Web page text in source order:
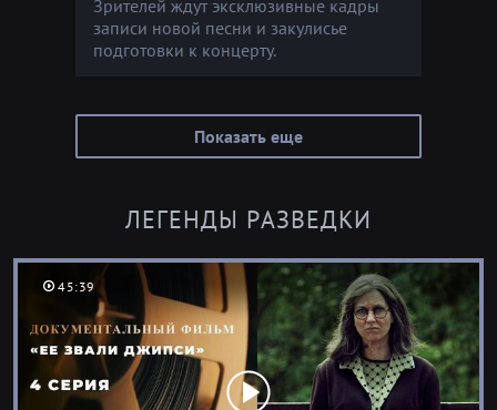
Зрителей ждут эксклюзивные кадры
записи новой песни и закулисье
подготовки к концерту.
Показать еще
ЛЕГЕНДЫ РАЗВЕДКИ
45:39